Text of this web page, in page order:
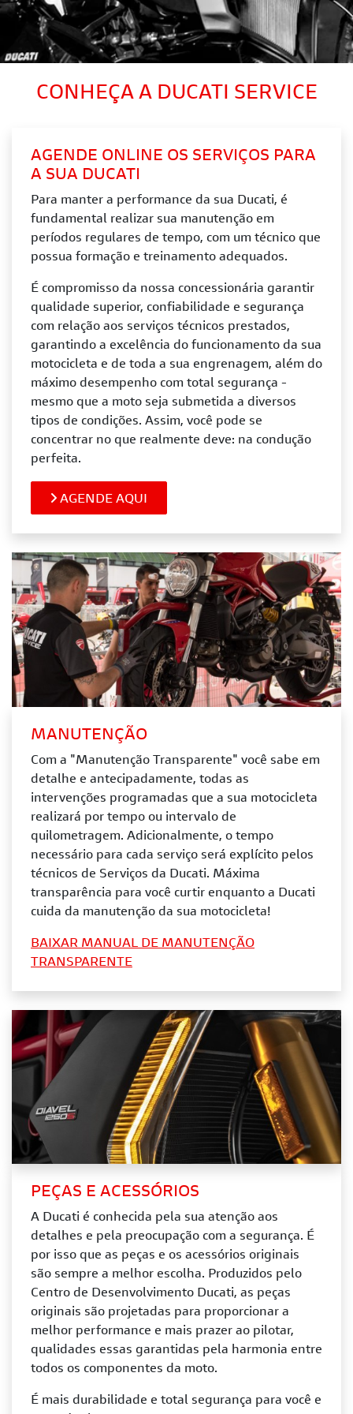
CONHEÇA A DUCATI SERVICE
AGENDE ONLINE OS SERVIÇOS PARA
A SUA DUCATI
Para manter a performance da sua Ducati, é
fundamental realizar sua manutenção em
períodos regulares de tempo, com um técnico que
possua formação e treinamento adequados.
É compromisso da nossa concessionária garantir
qualidade superior, confiabilidade e segurança
com relação aos serviços técnicos prestados,
garantindo a excelência do funcionamento da sua
motocicleta e de toda a sua engrenagem, além do
máximo desempenho com total segurança -
mesmo que a moto seja submetida a diversos
tipos de condições. Assim, você pode se
concentrar no que realmente deve: na condução
perfeita.
AGENDE AQUI
MANUTENÇÃO
Com a "Manutenção Transparente" você sabe em
detalhe e antecipadamente, todas as
intervenções programadas que a sua motocicleta
realizará por tempo ou intervalo de
quilometragem. Adicionalmente, o tempo
necessário para cada serviço será explícito pelos
técnicos de Serviços da Ducati. Máxima
transparência para você curtir enquanto a Ducati
cuida da manutenção da sua motocicleta!
BAIXAR MANUAL DE MANUTENÇÃO
TRANSPARENTE
PEÇAS E ACESSÓRIOS
A Ducati é conhecida pela sua atenção aos
detalhes e pela preocupação com a segurança. É
por isso que as peças e os acessórios originais
são sempre a melhor escolha. Produzidos pelo
Centro de Desenvolvimento Ducati, as peças
originais são projetadas para proporcionar a
melhor performance e mais prazer ao pilotar,
qualidades essas garantidas pela harmonia entre
todos os componentes da moto.
É mais durabilidade e total segurança para você e